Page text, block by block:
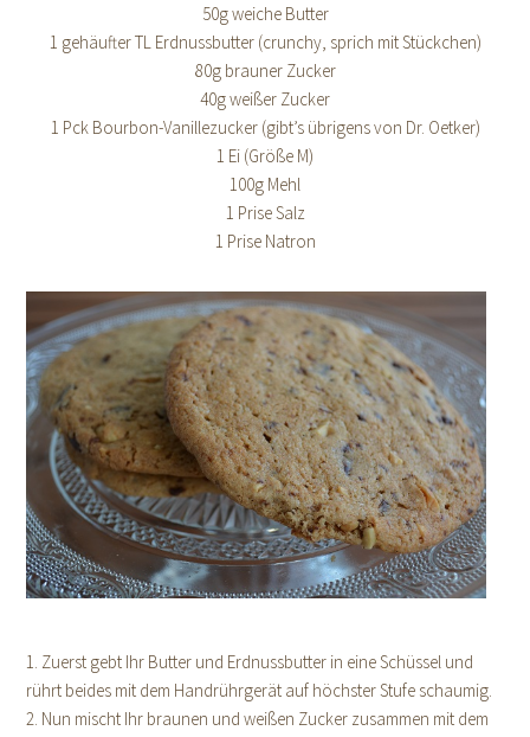
50g weiche Butter
1 gehäufter TL Erdnussbutter (crunchy, sprich mit Stückchen)
80g brauner Zucker
40g weißer Zucker
1 Pck Bourbon-Vanillezucker (gibt’s übrigens von Dr. Oetker)
1 Ei (Größe M)
100g Mehl
1 Prise Salz
1 Prise Natron
1. Zuerst gebt Ihr Butter und Erdnussbutter in eine Schüssel und
rührt beides mit dem Handrührgerät auf höchster Stufe schaumig.
2. Nun mischt Ihr braunen und weißen Zucker zusammen mit dem